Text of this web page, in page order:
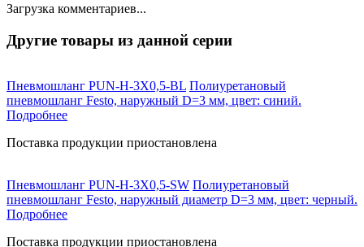
Загрузка комментариев...
Другие товары из данной серии
Пневмошланг PUN-H-3X0,5-BL Полиуретановый
пневмошланг Festo, наружный D=3 мм, цвет: синий.
Подробнее
Поставка продукции приостановлена
Пневмошланг PUN-H-3X0,5-SW Полиуретановый
пневмошланг Festo, наружный диаметр D=3 мм, цвет: черный.
Подробнее
Поставка продукции приостановлена